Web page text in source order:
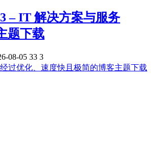
– IT 解决方案与服务
题下载
08-05 33 3